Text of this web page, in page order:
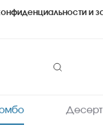
и